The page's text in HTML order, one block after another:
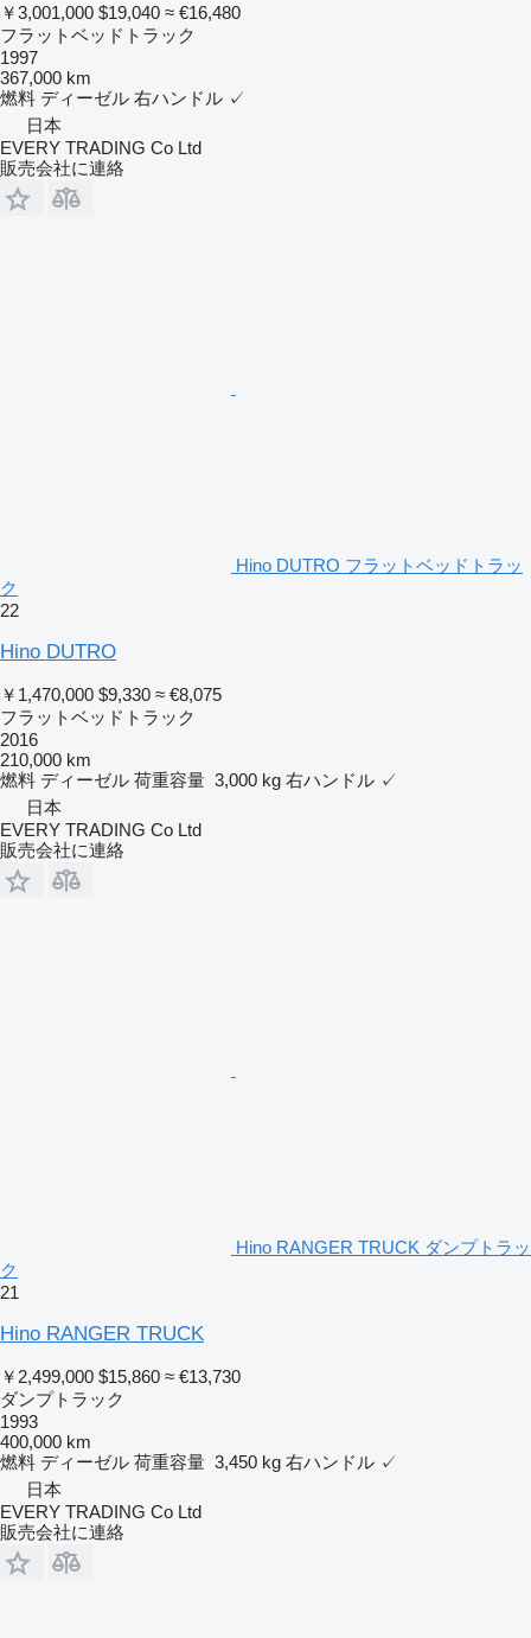
￥3,001,000 $19,040 ≈ €16,480
フラットベッドトラック
1997
367,000 km
燃料 ディーゼル 右ハンドル ✓
日本
EVERY TRADING Co Ltd
販売会社に連絡
Hino DUTRO フラットベッドトラッ
ク
22
Hino DUTRO
￥1,470,000 $9,330 ≈ €8,075
フラットベッドトラック
2016
210,000 km
燃料 ディーゼル 荷重容量 3,000 kg 右ハンドル ✓
日本
EVERY TRADING Co Ltd
販売会社に連絡
Hino RANGER TRUCK ダンプトラッ
ク
21
Hino RANGER TRUCK
￥2,499,000 $15,860 ≈ €13,730
ダンプトラック
1993
400,000 km
燃料 ディーゼル 荷重容量 3,450 kg 右ハンドル ✓
日本
EVERY TRADING Co Ltd
販売会社に連絡